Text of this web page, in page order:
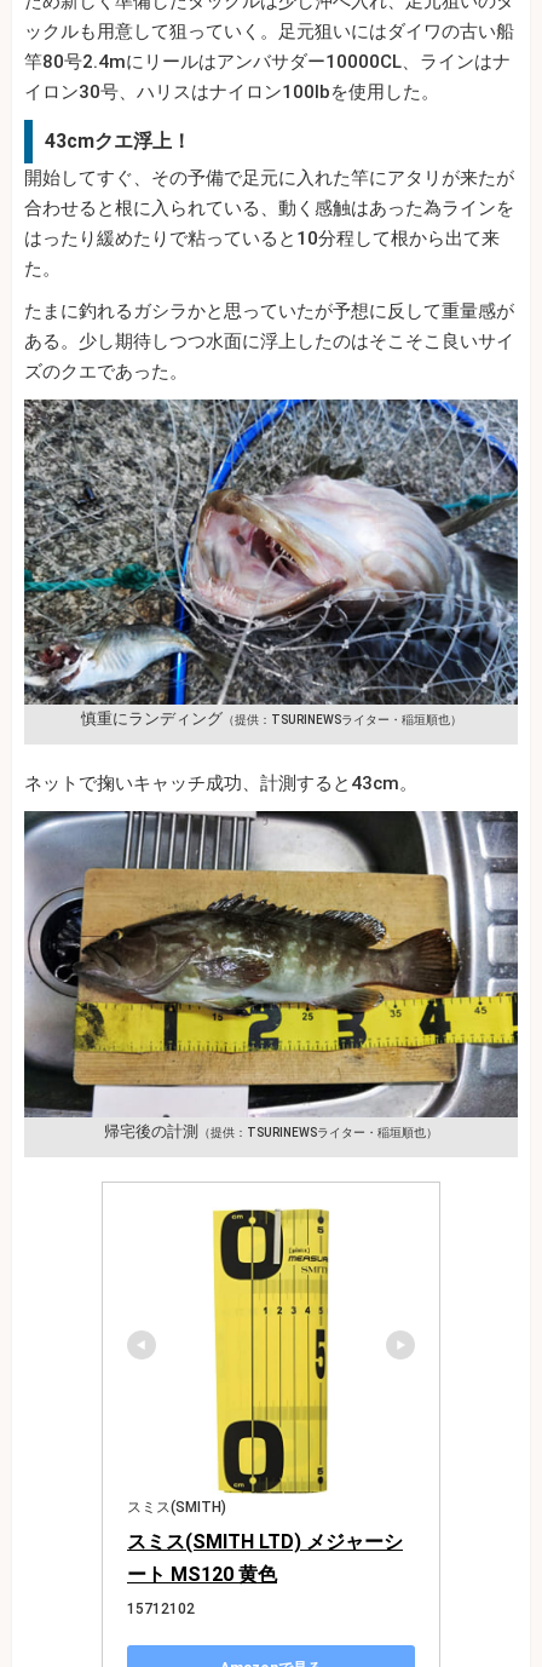
ックルも用意して狙っていく。足元狙いにはダイワの古い船
竿80号2.4mにリールはアンバサダー10000CL、ラインはナ
イロン30号、ハリスはナイロン100lbを使用した。
43cmクエ浮上！
開始してすぐ、その予備で足元に入れた竿にアタリが来たが
合わせると根に入られている、動く感触はあった為ラインを
はったり緩めたりで粘っていると10分程して根から出て来
た。
たまに釣れるガシラかと思っていたが予想に反して重量感が
ある。少し期待しつつ水面に浮上したのはそこそこ良いサイ
ズのクエであった。
慎重にランディング （提供：TSURINEWSライター・稲垣順也）
ネットで掬いキャッチ成功、計測すると43cm。
帰宅後の計測 （提供：TSURINEWSライター・稲垣順也）
スミス(SMITH)
スミス(SMITH LTD) メジャーシ
ート MS120 黄色
15712102